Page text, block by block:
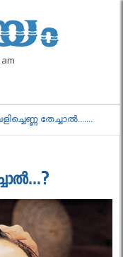
തേച്ചാല്‍.......